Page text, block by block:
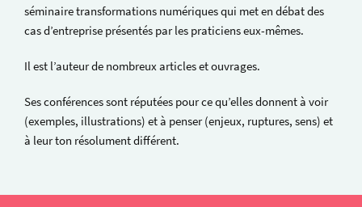
séminaire transformations numériques qui met en débat des
cas d’entreprise présentés par les praticiens eux-mêmes.
Il est l’auteur de nombreux articles et ouvrages.
Ses conférences sont réputées pour ce qu’elles donnent à voir
(exemples, illustrations) et à penser (enjeux, ruptures, sens) et
à leur ton résolument différent.